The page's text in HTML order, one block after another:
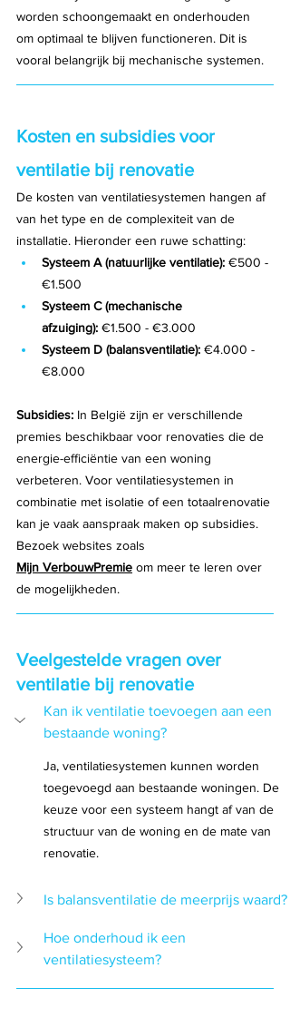
worden schoongemaakt en onderhouden
om optimaal te blijven functioneren. Dit is
vooral belangrijk bij mechanische systemen.
Kosten en subsidies voor
ventilatie bij renovatie
De kosten van ventilatiesystemen hangen af
van het type en de complexiteit van de
installatie. Hieronder een ruwe schatting:
Systeem A (natuurlijke ventilatie): €500 -
€1.500
Systeem C (mechanische
afzuiging): €1.500 - €3.000
Systeem D (balansventilatie): €4.000 -
€8.000
Subsidies: In België zijn er verschillende
premies beschikbaar voor renovaties die de
energie-efficiëntie van een woning
verbeteren. Voor ventilatiesystemen in
combinatie met isolatie of een totaalrenovatie
kan je vaak aanspraak maken op subsidies.
Bezoek websites zoals
Mijn VerbouwPremie om meer te leren over
de mogelijkheden.
Veelgestelde vragen over
ventilatie bij renovatie
Kan ik ventilatie toevoegen aan een
bestaande woning?
Ja, ventilatiesystemen kunnen worden
toegevoegd aan bestaande woningen. De
keuze voor een systeem hangt af van de
structuur van de woning en de mate van
renovatie.
Is balansventilatie de meerprijs waard?
Hoe onderhoud ik een
ventilatiesysteem?